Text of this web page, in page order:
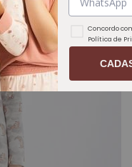
Concordo
Política de